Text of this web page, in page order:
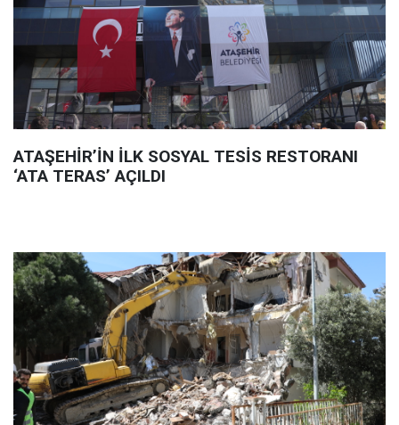
ATAŞEHİR’İN İLK SOSYAL TESİS RESTORANI
‘ATA TERAS’ AÇILDI